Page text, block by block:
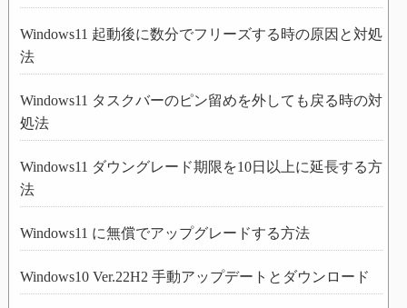
Windows11 起動後に数分でフリーズする時の原因と対処
法
Windows11 タスクバーのピン留めを外しても戻る時の対
処法
Windows11 ダウングレード期限を10日以上に延長する方
法
Windows11 に無償でアップグレードする方法
Windows10 Ver.22H2 手動アップデートとダウンロード